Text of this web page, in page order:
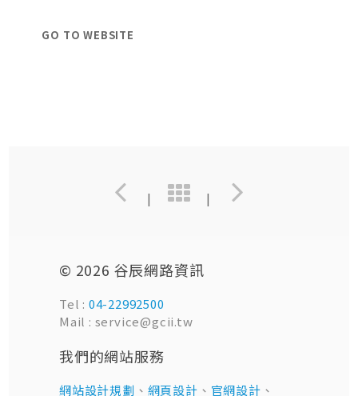
GO TO WEBSITE
| |
© 2026 谷辰網路資訊
Tel : 04-22992500
Mail : service@gcii.tw
我們的網站服務
網站設計規劃 、 網頁設計 、 官網設計 、